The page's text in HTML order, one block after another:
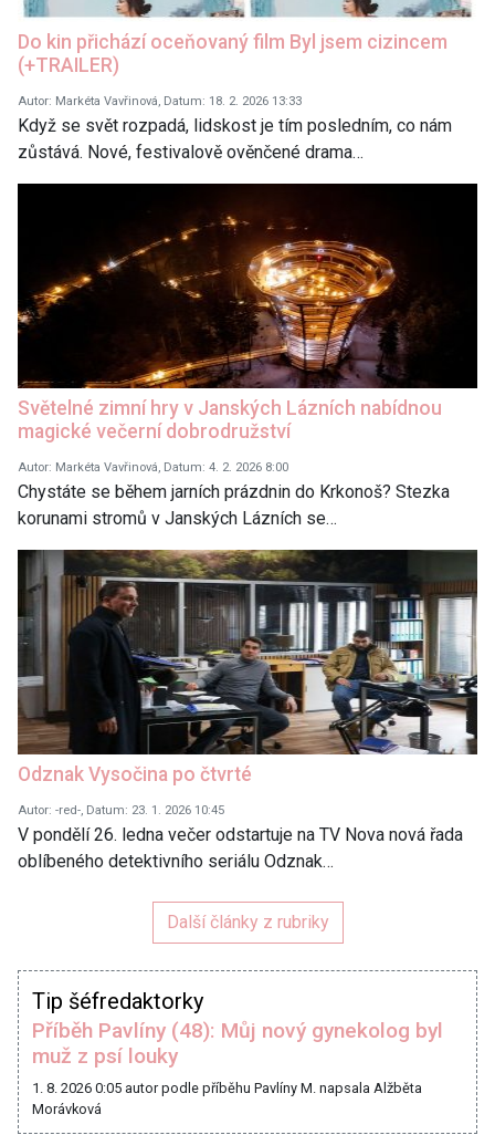
Do kin přichází oceňovaný film Byl jsem cizincem
(+TRAILER)
Autor: Markéta Vavřinová, Datum: 18. 2. 2026 13:33
Když se svět rozpadá, lidskost je tím posledním, co nám
zůstává. Nové, festivalově ověnčené drama…
Světelné zimní hry v Janských Lázních nabídnou
magické večerní dobrodružství
Autor: Markéta Vavřinová, Datum: 4. 2. 2026 8:00
Chystáte se během jarních prázdnin do Krkonoš? Stezka
korunami stromů v Janských Lázních se…
Odznak Vysočina po čtvrté
Autor: -red-, Datum: 23. 1. 2026 10:45
V pondělí 26. ledna večer odstartuje na TV Nova nová řada
oblíbeného detektivního seriálu Odznak…
Další články z rubriky
Tip šéfredaktorky
Příběh Pavlíny (48): Můj nový gynekolog byl
muž z psí louky
1. 8. 2026 0:05 autor podle příběhu Pavlíny M. napsala Alžběta
Morávková